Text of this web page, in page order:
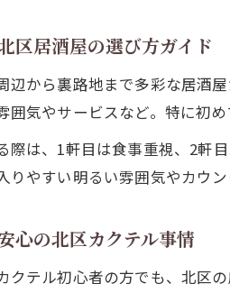
区居酒屋の選び方ガイド
辺から裏路地まで多彩な居酒
囲気やサービスなど。特に初
際は、1軒目は食事重視、2軒
りやすい明るい雰囲気やカウ
心の北区カクテル事情
クテル初心者の方でも、北区